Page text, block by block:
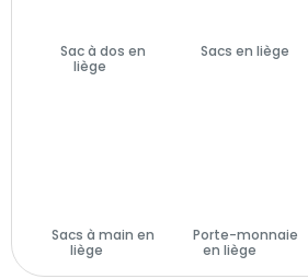
Sac à dos en
liège
Sacs en liège
Sacs à main en
liège
Porte-monnaie
en liège